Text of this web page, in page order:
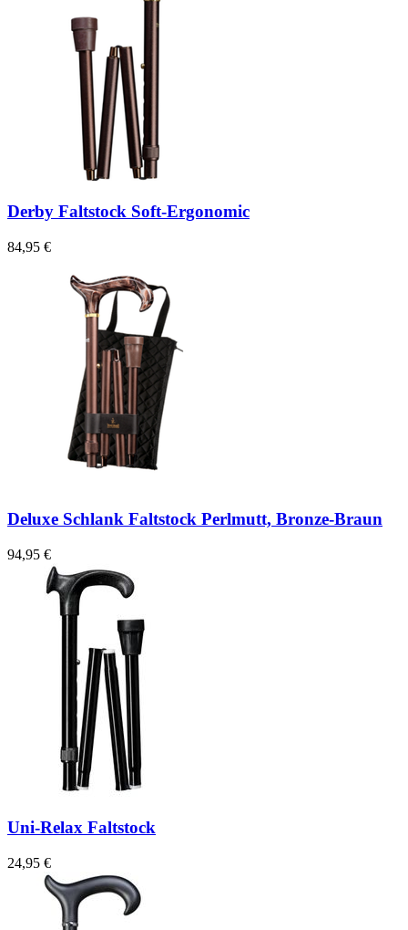
Derby Faltstock Soft-Ergonomic
84,95 €
Deluxe Schlank Faltstock Perlmutt, Bronze-Braun
94,95 €
Uni-Relax Faltstock
24,95 €